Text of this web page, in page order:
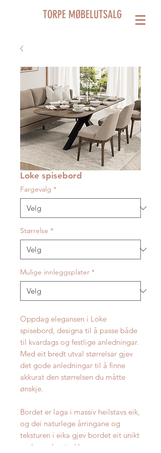
TORPE MØBELUTSALG
Loke spisebord
Fargevalg *
Størrelse *
Mulige innleggsplater *
Oppdag elegansen i Loke
spisebord, designa til å passe både
til kvardags og festlige anledningar.
Med eit bredt utval størrelsar gjev
det gode anledningar til å finne
akkurat den størrelsen du måtte
ønskje.
Bordet er laga i massiv heilstavs eik,
og dei naturlege årringane og
teksturen i eika gjev bordet eit unikt
og levande uttrykk.